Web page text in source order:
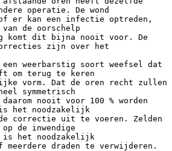
operatie. De wond
of er kan een infectie optreden,
van de oorschelp
komt dit bijna nooit voor. De
zijn over het
weerbarstig soort weefsel dat
om terug te keren
vorm. Dat de oren recht zullen
symmetrisch
nooit voor 100 % worden
is het noodzakelijk
correctie uit te voeren. Zelden
de inwendige
is het noodzakelijk
meerdere draden te verwijderen.